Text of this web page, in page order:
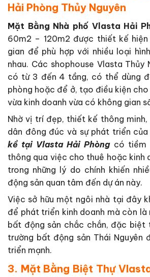
Hải Phòng Thủy Nguyên
Mặt Bằng Nhà phố Vlasta Hải
60m2 – 120m2 được thiết kế
gian để phù hợp với nhiều loại
nhau. Các shophouse Vlasta Thủy
có từ 3 đến 4 tầng, có thể dùng
phòng hoặc để ở, tạo điều kiện
vừa kinh doanh vừa có không gian
Nhờ vị trí đẹp, thiết kế thông minh,
dân đông đúc và sự phát triển
kề tại Vlasta Hải Phòngcó tiềm
thông qua việc cho thuê hoặc kinh
trong những lý do chính khiến
động sản quan tâm đến dự án này.
Việc sở hữu một ngôi nhà tại đây
để phát triển kinh doanh mà còn
bất động sản chắc chắn, đặc biệt
trường bất động sản Thái Nguyên
triển mạnh.
3. Mặt Bằng Biệt Thự